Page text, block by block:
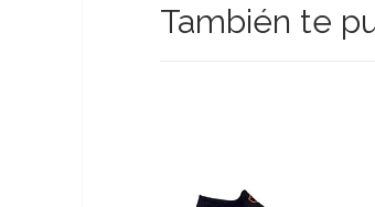
También te